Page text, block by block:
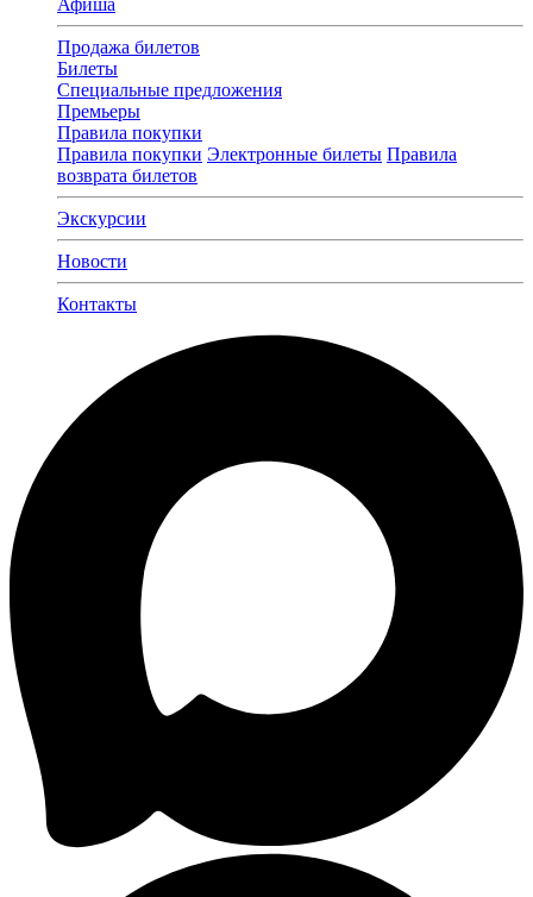
Афиша
Продажа билетов
Билеты
Специальные предложения
Премьеры
Правила покупки
Правила покупки Электронные билеты Правила
возврата билетов
Экскурсии
Новости
Контакты